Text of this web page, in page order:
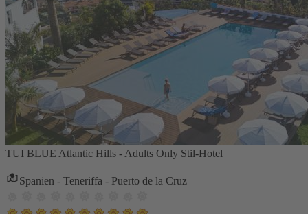
TUI BLUE Atlantic Hills - Adults Only Stil-Hotel
Spanien - Teneriffa - Puerto de la Cruz